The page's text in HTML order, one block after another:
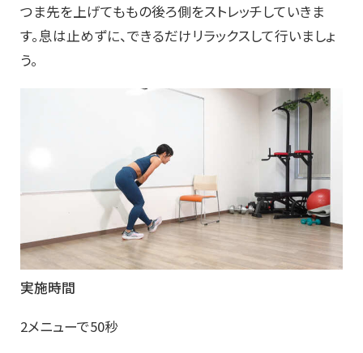
つま先を上げてももの後ろ側をストレッチしていきま
す。息は止めずに、できるだけリラックスして行いましょ
う。
実施時間
2メニューで50秒